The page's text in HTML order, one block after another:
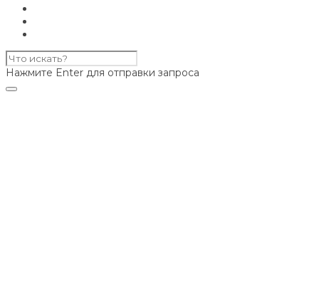
Нажмите Enter для отправки запроса